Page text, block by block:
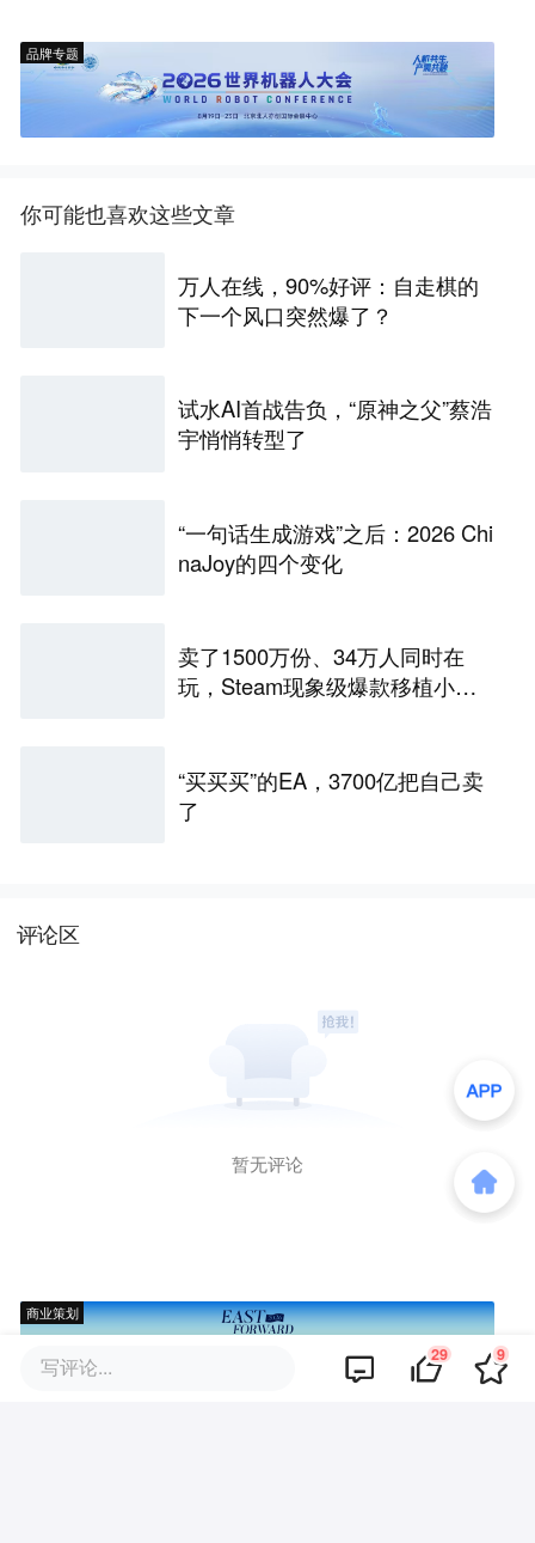
品牌专题
你可能也喜欢这些文章
万人在线，90%好评：自走棋的
下一个风口突然爆了？
试水AI首战告负，“原神之父”蔡浩
宇悄悄转型了
“一句话生成游戏”之后：2026 Chi
naJoy的四个变化
卖了1500万份、34万人同时在
玩，Steam现象级爆款移植小游
“买买买”的EA，3700亿把自己卖
了
评论区
暂无评论
商业策划
写评论... 29 9